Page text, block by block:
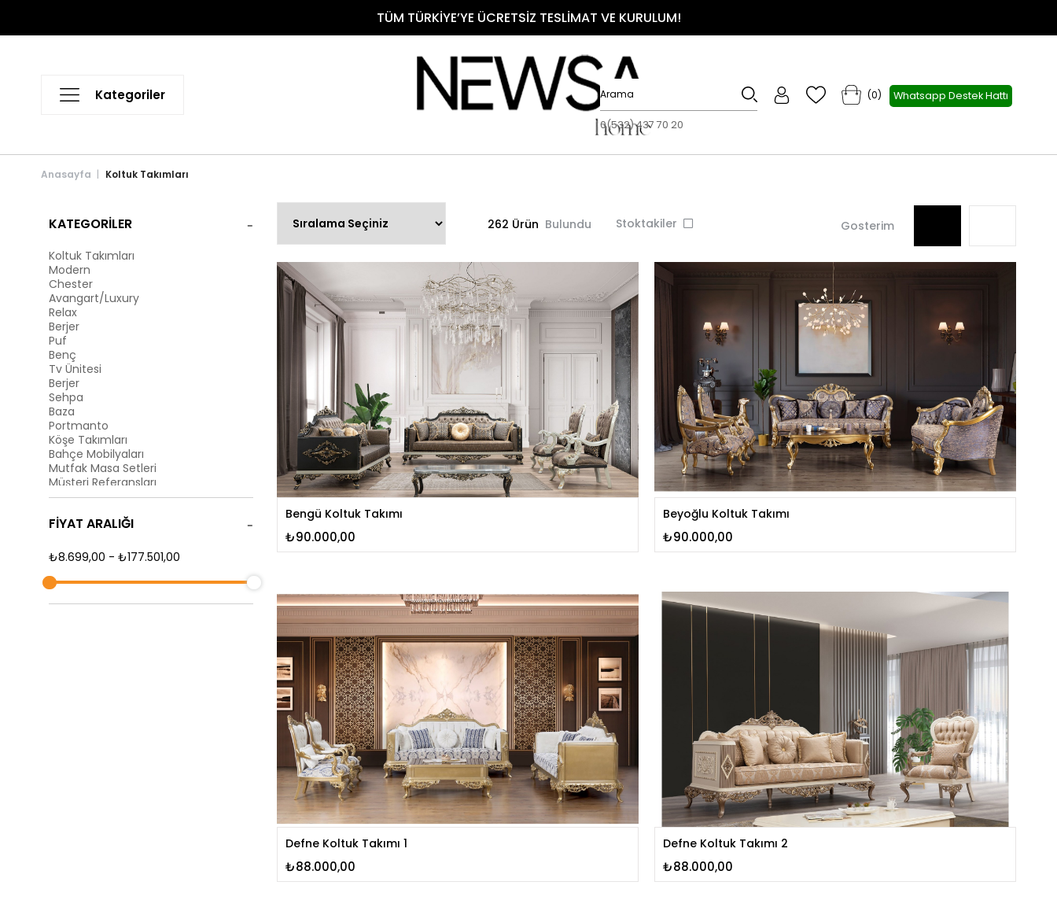
TÜM TÜRKİYE’YE ÜCRETSİZ TESLİMAT VE KURULUM!
0(532) 437 70 20
Whatsapp Destek Hattı
0
Anasayfa Koltuk Takımları
KATEGORILER
Koltuk Takımları
Modern
Chester
Avangart/Luxury
Relax
Berjer
Puf
Benç
Tv Ünitesi
Berjer
Sehpa
Baza
Portmanto
Köşe Takımları
Bahçe Mobilyaları
Mutfak Masa Setleri
Müşteri Referansları
Düğün Paketleri
Yemek Odaları
Yatak/Baza
Dekorasyon
Özel Tasarımlar
FIYAT ARALIĞI
₺8.699,00 - ₺177.501,00
Stoktakiler
262 Ürün
Bengü Koltuk Takımı
₺90.000,00
Beyoğlu Koltuk Takımı
₺90.000,00
Defne Koltuk Takımı 1
₺88.000,00
Defne Koltuk Takımı 2
₺88.000,00